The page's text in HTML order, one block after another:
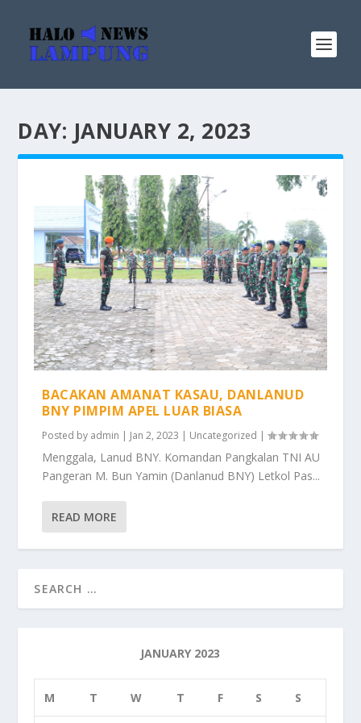
DAY: JANUARY 2, 2023
BACAKAN AMANAT KASAU, DANLANUD
BNY PIMPIM APEL LUAR BIASA
Posted by admin | Jan 2, 2023 | Uncategorized |
Menggala, Lanud BNY. Komandan Pangkalan TNI AU
Pangeran M. Bun Yamin (Danlanud BNY) Letkol Pas...
READ MORE
JANUARY 2023
M T W T F S S